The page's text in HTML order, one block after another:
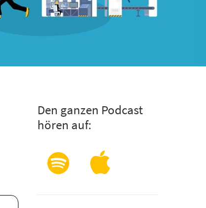
Den ganzen Podcast
hören auf: